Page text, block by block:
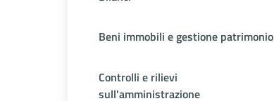
Beni immobili e gestione patrimonio
Controlli e rilievi
sull'amministrazione